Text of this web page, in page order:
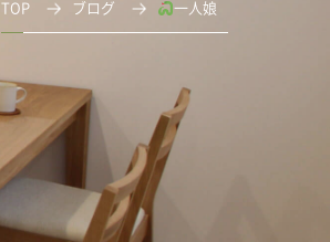
TOP ブログ 一人娘